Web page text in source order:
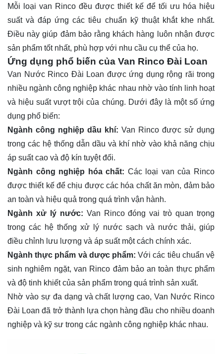
Mỗi loại van Rinco đều được thiết kế để tối ưu hóa hiệu
suất và đáp ứng các tiêu chuẩn kỹ thuật khắt khe nhất.
Điều này giúp đảm bảo rằng khách hàng luôn nhận được
sản phẩm tốt nhất, phù hợp với nhu cầu cụ thể của họ.
Ứng dụng phổ biến của Van Rinco Đài Loan
Van Nước Rinco Đài Loan được ứng dụng rộng rãi trong
nhiều ngành công nghiệp khác nhau nhờ vào tính linh hoạt
và hiệu suất vượt trội của chúng. Dưới đây là một số ứng
dụng phổ biến:
Ngành công nghiệp dầu khí: Van Rinco được sử dụng
trong các hệ thống dẫn dầu và khí nhờ vào khả năng chịu
áp suất cao và độ kín tuyệt đối.
Ngành công nghiệp hóa chất: Các loại van của Rinco
được thiết kế để chịu được các hóa chất ăn mòn, đảm bảo
an toàn và hiệu quả trong quá trình vận hành.
Ngành xử lý nước: Van Rinco đóng vai trò quan trọng
trong các hệ thống xử lý nước sạch và nước thải, giúp
điều chỉnh lưu lượng và áp suất một cách chính xác.
Ngành thực phẩm và dược phẩm: Với các tiêu chuẩn vệ
sinh nghiêm ngặt, van Rinco đảm bảo an toàn thực phẩm
và độ tinh khiết của sản phẩm trong quá trình sản xuất.
Nhờ vào sự đa dạng và chất lượng cao, Van Nước Rinco
Đài Loan đã trở thành lựa chọn hàng đầu cho nhiều doanh
nghiệp và kỹ sư trong các ngành công nghiệp khác nhau.